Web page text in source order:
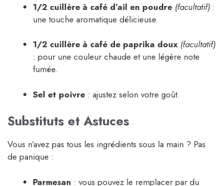
1/2 cuillère à café d’ail en poudre (facultatif) :
une touche aromatique délicieuse.
1/2 cuillère à café de paprika doux (facultatif)
: pour une couleur chaude et une légère note
fumée.
Sel et poivre : ajustez selon votre goût.
Substituts et Astuces
Vous n’avez pas tous les ingrédients sous la main ? Pas
de panique :
Parmesan : vous pouvez le remplacer par du